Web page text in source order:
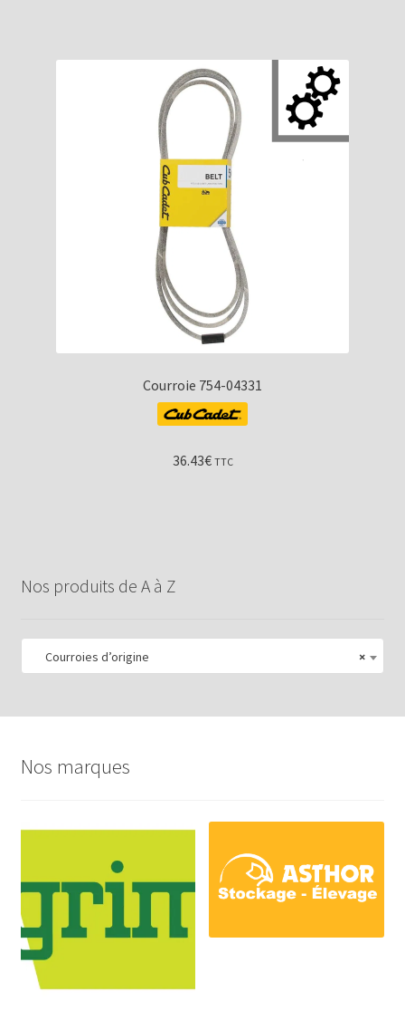
Courroie 754-04331
36.43€ TTC
Nos produits de A à Z
×
Courroies d’origine
Nos marques